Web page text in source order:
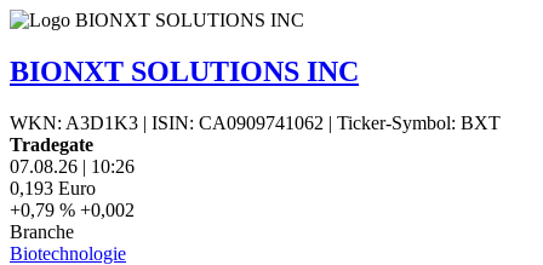
BIONXT SOLUTIONS INC
WKN: A3D1K3 | ISIN: CA0909741062 | Ticker-Symbol: BXT
Tradegate
07.08.26 | 10:26
0,193 Euro
+0,79 % +0,002
Branche
Biotechnologie